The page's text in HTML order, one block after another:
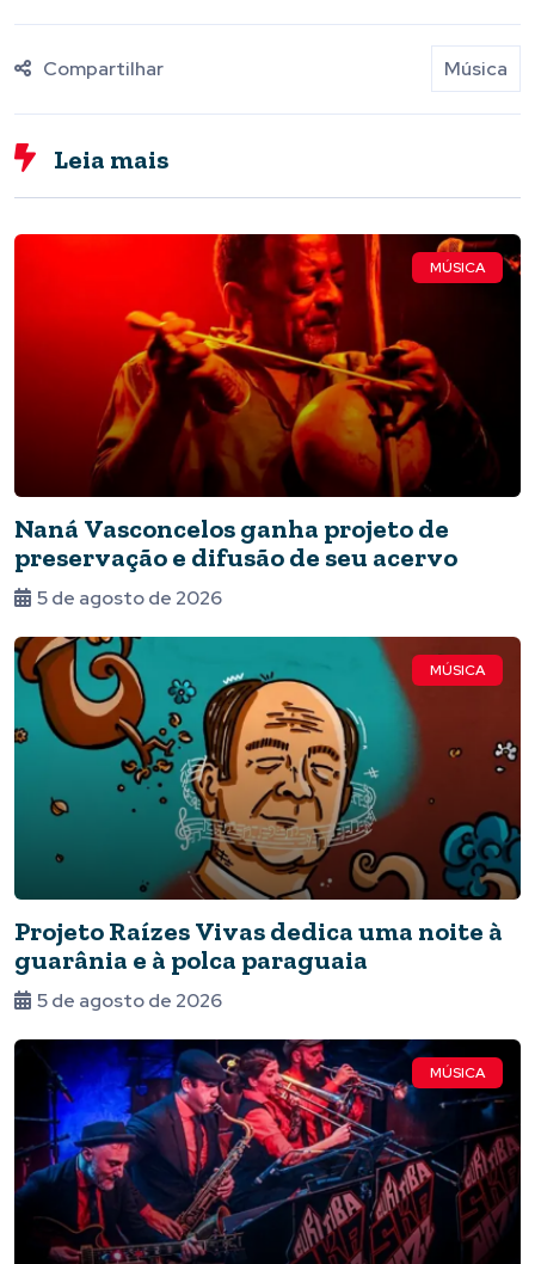
Compartilhar Música
Leia mais
MÚSICA
Naná Vasconcelos ganha projeto de
preservação e difusão de seu acervo
5 de agosto de 2026
MÚSICA
Projeto Raízes Vivas dedica uma noite à
guarânia e à polca paraguaia
5 de agosto de 2026
MÚSICA